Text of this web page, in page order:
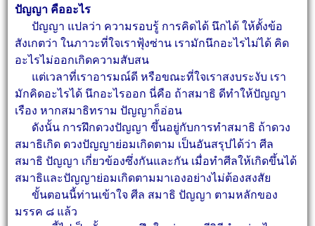
ปัญญา คืออะไร
ปัญญา แปลว่า ความรอบรู้ การคิดได้ นึกได้ ให้ตั้งข้อ
สังเกตว่า ในภาวะที่ใจเราฟุ้งซ่าน เรามักนึกอะไรไม่ได้ คิด
อะไรไม่ออกเกิดความสับสน
แต่เวลาที่เราอารมณ์ดี หรือขณะที่ใจเราสงบระงับ เรา
มักคิดอะไรได้ นึกอะไรออก นี่คือ ถ้าสมาธิ ดีทำให้ปัญญา
เรือง หากสมาธิทราม ปัญญาก็อ่อน
ดังนั้น การฝึกดวงปัญญา ขึ้นอยู่กับการทำสมาธิ ถ้าดวง
สมาธิเกิด ดวงปัญญาย่อมเกิดตาม เป็นอันสรุปได้ว่า ศีล
สมาธิ ปัญญา เกี่ยวข้องซึ่งกันและกัน เมื่อทำศีลให้เกิดขึ้นได้
สมาธิและปัญญาย่อมเกิดตามมาเองอย่างไม่ต้องสงสัย
ขั้นตอนนี้ท่านเข้าใจ ศีล สมาธิ ปัญญา ตามหลักของ
มรรค ๘ แล้ว